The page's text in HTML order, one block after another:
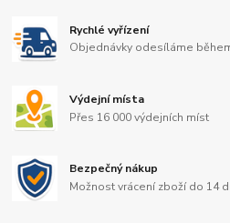
Rychlé vyřízení
Objednávky odesíláme
Výdejní místa
Přes 16 000 výdejních míst
Bezpečný nákup
Možnost vrácení zboží do 14